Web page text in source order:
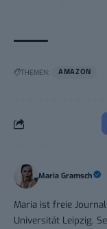
THEMEN: AMAZON
Maria Gramsch
Maria ist freie
Universität Leipzig.